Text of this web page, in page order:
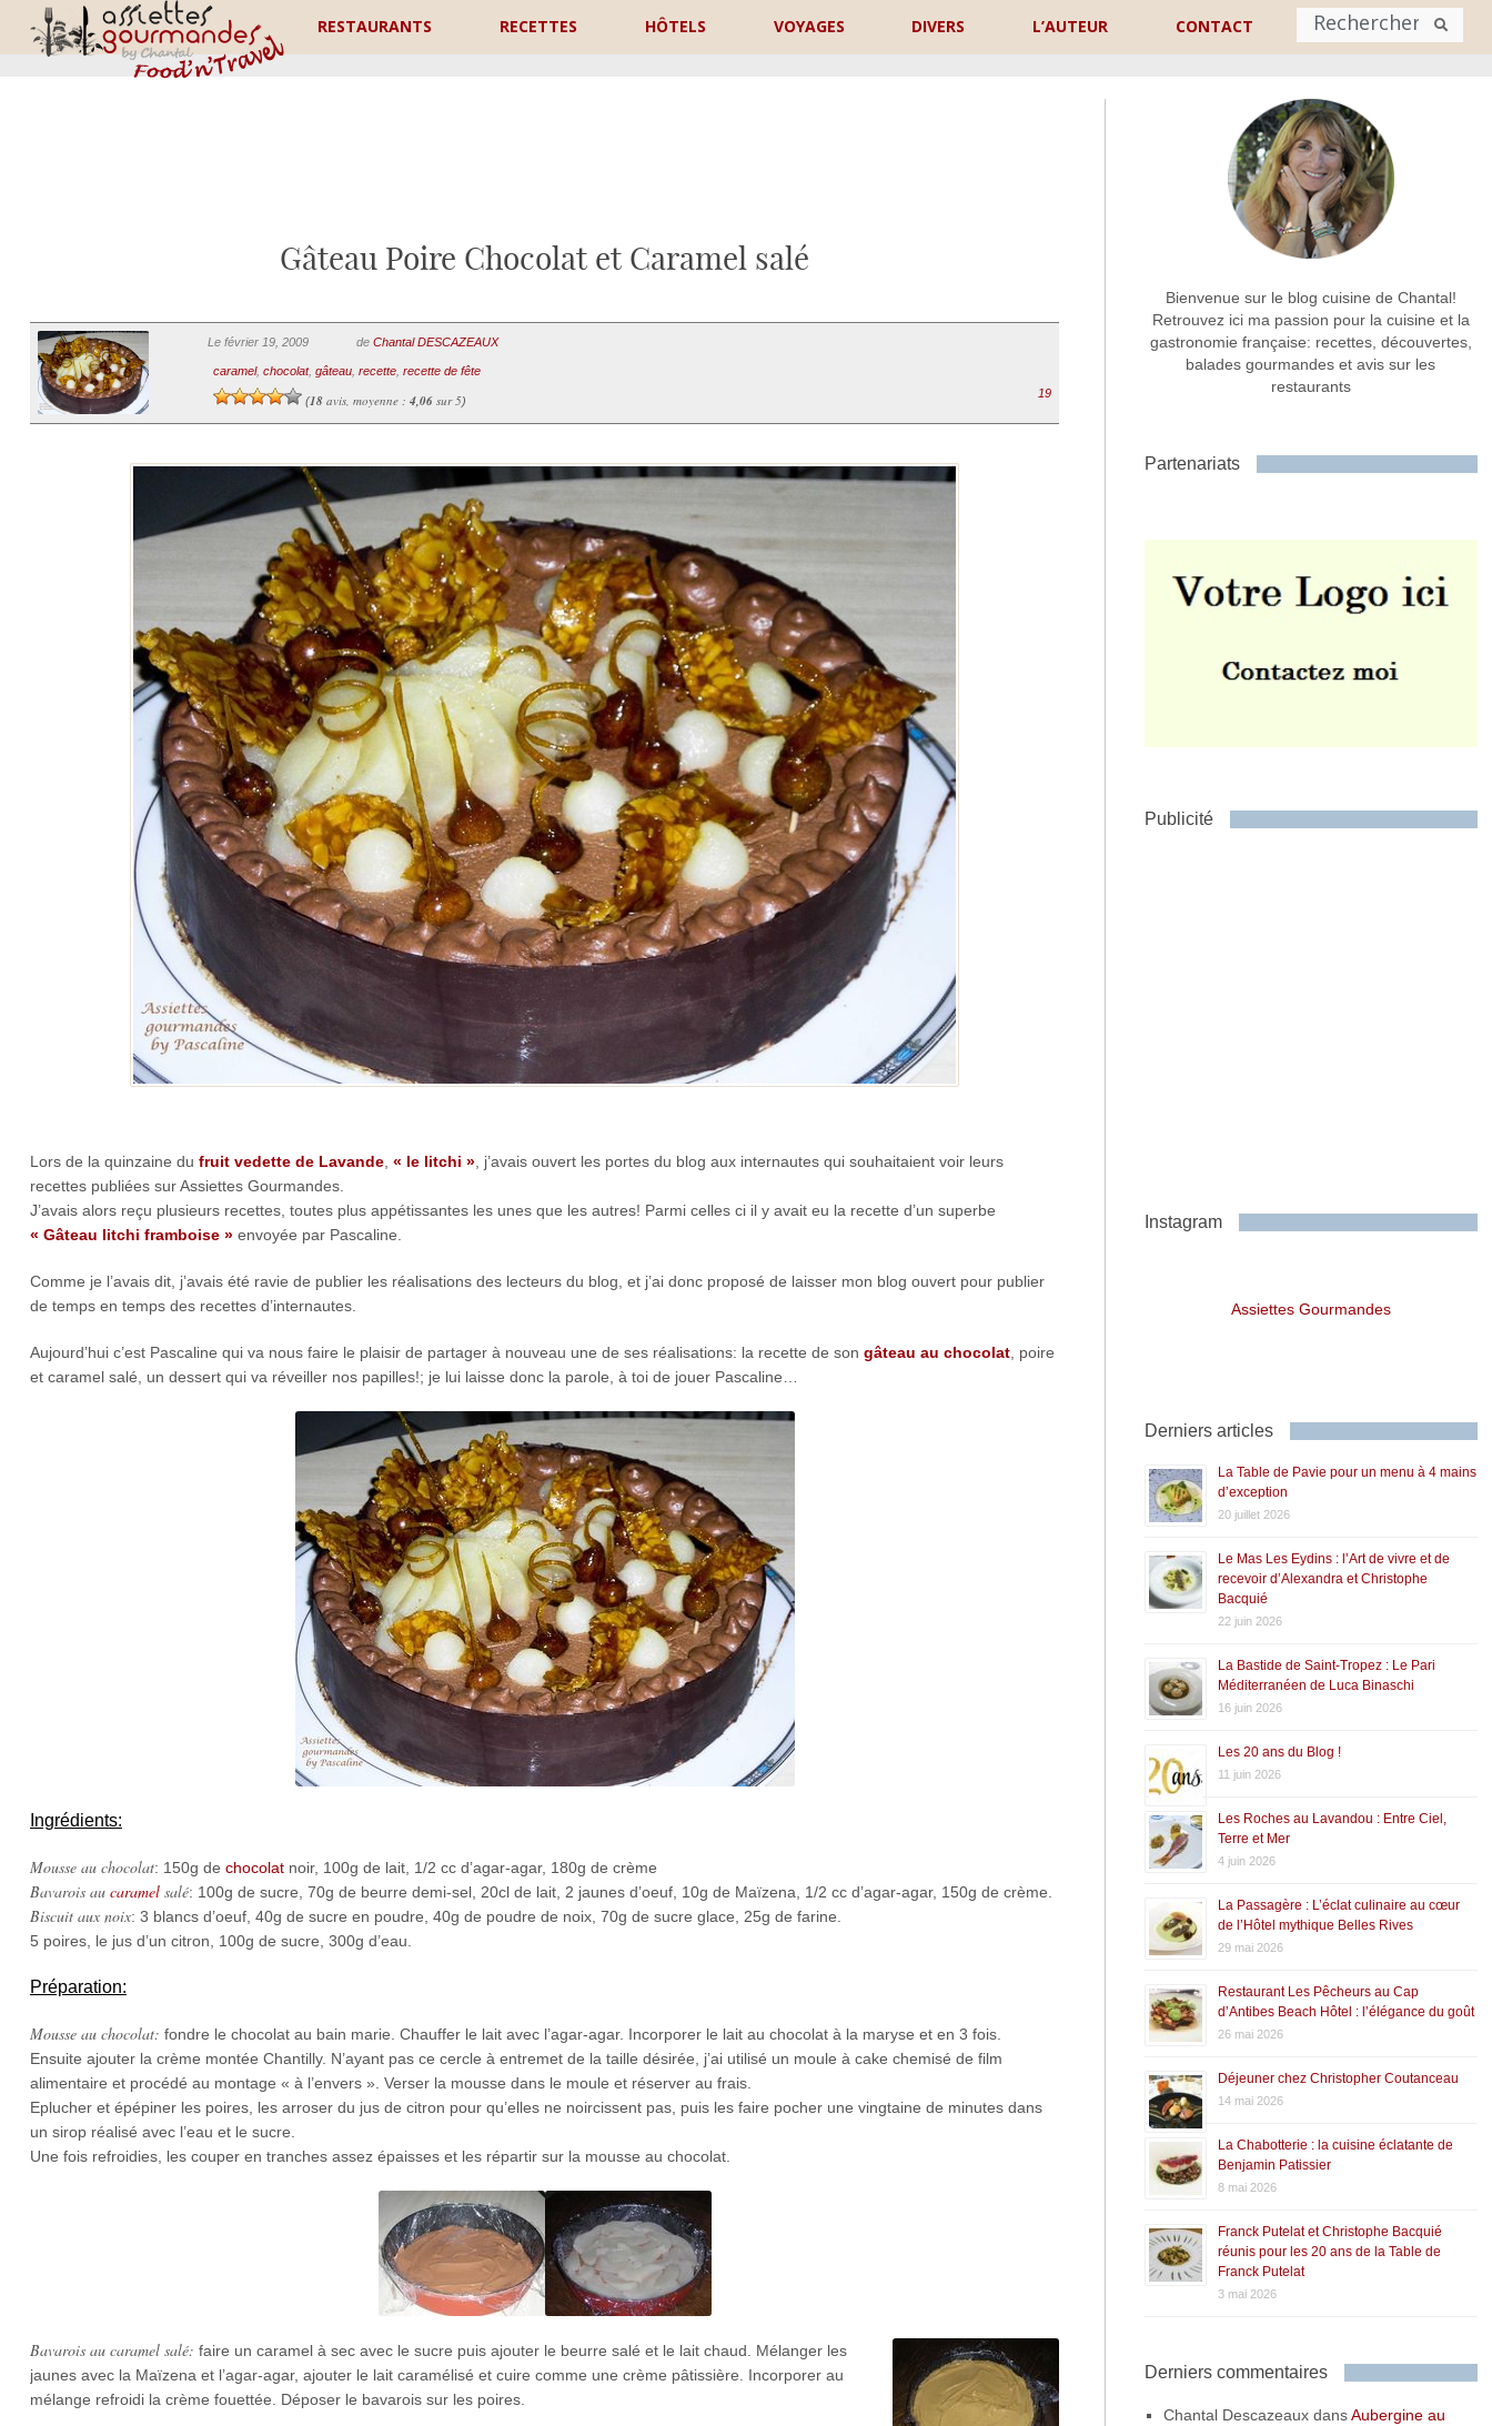
RESTAURANTS RECETTES HÔTELS VOYAGES DIVERS L’AUTEUR CONTACT
Nom
Commentaire ou message *
Gâteau Poire Chocolat et Caramel salé
Le février 19, 2009 de Chantal DESCAZEAUX
caramel, chocolat, gâteau, recette, recette de fête
(18 avis, moyenne : 4,06sur 5)
19
Lors de la quinzaine du fruit vedette de Lavande, « le litchi », j’avais ouvert les portes du blog aux internautes qui souhaitaient voir leurs
recettes publiées sur Assiettes Gourmandes.
J’avais alors reçu plusieurs recettes, toutes plus appétissantes les unes que les autres! Parmi celles ci il y avait eu la recette d’un superbe
« Gâteau litchi framboise »envoyée par Pascaline.
Comme je l’avais dit, j’avais été ravie de publier les réalisations des lecteurs du blog, et j’ai donc proposé de laisser mon blog ouvert pour publier
de temps en temps des recettes d’internautes.
Aujourd’hui c’est Pascaline qui va nous faire le plaisir de partager à nouveau une de ses réalisations: la recette de son gâteau au chocolat, poire
et caramel salé, un dessert qui va réveiller nos papilles!; je lui laisse donc la parole, à toi de jouer Pascaline…
Ingrédients:
Mousse au chocolat: 150g de chocolatnoir, 100g de lait, 1/2 cc d’agar-agar, 180g de crème
Bavarois au caramelsalé: 100g de sucre, 70g de beurre demi-sel, 20cl de lait, 2 jaunes d’oeuf, 10g de Maïzena, 1/2 cc d’agar-agar, 150g de crème.
Biscuit aux noix: 3 blancs d’oeuf, 40g de sucre en poudre, 40g de poudre de noix, 70g de sucre glace, 25g de farine.
5 poires, le jus d’un citron, 100g de sucre, 300g d’eau.
Préparation:
Mousse au chocolat: fondre le chocolat au bain marie. Chauffer le lait avec l’agar-agar. Incorporer le lait au chocolat à la maryse et en 3 fois.
Ensuite ajouter la crème montée Chantilly. N’ayant pas ce cercle à entremet de la taille désirée, j’ai utilisé un moule à cake chemisé de film
alimentaire et procédé au montage « à l’envers ». Verser la mousse dans le moule et réserver au frais.
Eplucher et épépiner les poires, les arroser du jus de citron pour qu’elles ne noircissent pas, puis les faire pocher une vingtaine de minutes dans
un sirop réalisé avec l’eau et le sucre.
Une fois refroidies, les couper en tranches assez épaisses et les répartir sur la mousse au chocolat.
Bavarois au caramel salé: faire un caramel à sec avec le sucre puis ajouter le beurre salé et le lait chaud. Mélanger les
jaunes avec la Maïzena et l’agar-agar, ajouter le lait caramélisé et cuire comme une crème pâtissière. Incorporer au
mélange refroidi la crème fouettée. Déposer le bavarois sur les poires.
Bienvenue sur le blog cuisine de Chantal!
Retrouvez ici ma passion pour la cuisine et la
gastronomie française: recettes, découvertes,
balades gourmandes et avis sur les
restaurants
Partenariats
Publicité
Instagram
Assiettes Gourmandes
Derniers articles
La Table de Pavie pour un menu à 4 mains
d’exception
20 juillet 2026
Le Mas Les Eydins : l’Art de vivre et de
recevoir d’Alexandra et Christophe
Bacquié
22 juin 2026
La Bastide de Saint-Tropez : Le Pari
Méditerranéen de Luca Binaschi
16 juin 2026
Les 20 ans du Blog !
11 juin 2026
Les Roches au Lavandou : Entre Ciel,
Terre et Mer
4 juin 2026
La Passagère : L’éclat culinaire au cœur
de l’Hôtel mythique Belles Rives
29 mai 2026
Restaurant Les Pêcheurs au Cap
d’Antibes Beach Hôtel : l’élégance du goût
26 mai 2026
Déjeuner chez Christopher Coutanceau
14 mai 2026
La Chabotterie : la cuisine éclatante de
Benjamin Patissier
8 mai 2026
Franck Putelat et Christophe Bacquié
réunis pour les 20 ans de la Table de
Franck Putelat
3 mai 2026
Derniers commentaires
Chantal DescazeauxdansAubergine au